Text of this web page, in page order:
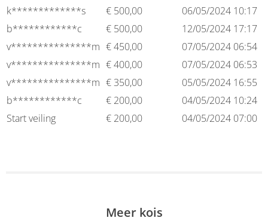
k*************s
€ 500,00
06/05/2024 10:17
b************c
€ 500,00
12/05/2024 17:17
v***************m €450,00
07/05/2024 06:54
v***************m €400,00
07/05/2024 06:53
v***************m € 350,00
05/05/2024 16:55
b************c
€ 200,00
04/05/2024 10:24
Start veiling
€ 200,00 04/05/2024 07:00
Meer kois